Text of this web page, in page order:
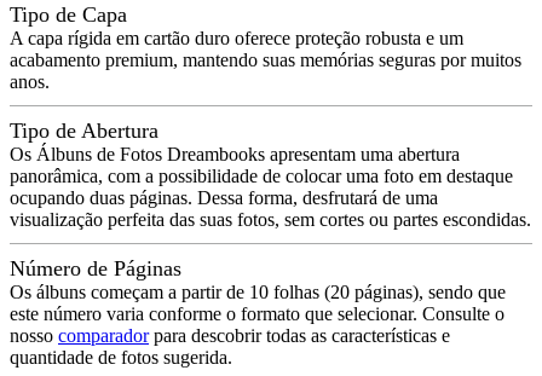
Tipo de Capa
A capa rígida em cartão duro oferece proteção robusta e um
acabamento premium, mantendo suas memórias seguras por muitos
anos.
Tipo de Abertura
Os Álbuns de Fotos Dreambooks apresentam uma abertura
panorâmica, com a possibilidade de colocar uma foto em destaque
ocupando duas páginas. Dessa forma, desfrutará de uma
visualização perfeita das suas fotos, sem cortes ou partes escondidas.
Número de Páginas
Os álbuns começam a partir de 10 folhas (20 páginas), sendo que
este número varia conforme o formato que selecionar. Consulte o
nosso comparadorpara descobrir todas as características e
quantidade de fotos sugerida.